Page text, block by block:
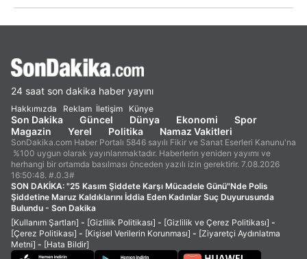
24 saat son dakika haber yayını
Hakkımızda Reklam İletişim Künye
Son Dakika Güncel Dünya Ekonomi
Spor
Magazin
Yerel Politika Namaz Vakitleri
SonDakika.com Haber Portalı 5846 sayılı Fikir ve Sanat Eserleri Kanunu'na
%100 uygun olarak yayınlanmaktadır. Haberlerin yeniden yayımı ve
herhangi bir ortamda basılması önceden yazılı izin gerektirir. 7.08.2026
16:50:48. #.0.3#
SON DAKİKA: "25 Kasım Şiddete Karşı Mücadele Günü"Nde Polis
Şiddetine Maruz Kaldıklarını İddia Eden Kadınlar Suç Duyurusunda
Bulundu - Son Dakika
[Kullanım Şartları] - [Gizlilik Politikası] - [Gizlilik ve Çerez Politikası] -
[Çerez Politikası] - [Kişisel Verilerin Korunması] - [Ziyaretçi Aydınlatma
Metni] - [Hata Bildir]